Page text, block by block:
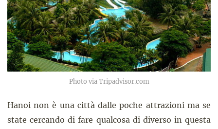
Photo via Tripadvisor.com
Hanoi non è una città dalle poche attrazioni ma se
state cercando di fare qualcosa di diverso in questa